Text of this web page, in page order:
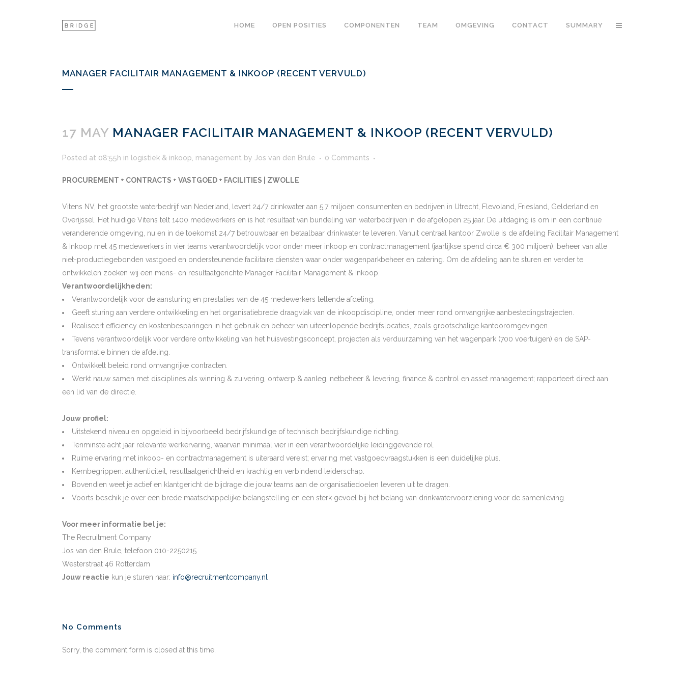
HOME OPEN POSITIES COMPONENTEN TEAM OMGEVING CONTACT SUMMARY
MANAGER FACILITAIR MANAGEMENT & INKOOP (RECENT VERVULD)
17 MAY MANAGER FACILITAIR MANAGEMENT & INKOOP (RECENT VERVULD)
Posted at 08:55h in logistiek & inkoop management by Jos van den Brule 0 Comments
PROCUREMENT + CONTRACTS + VASTGOED + FACILITIES | ZWOLLE
Vitens NV, het grootste waterbedrijf van Nederland, levert 24/7 drinkwater aan 5,7 miljoen consumenten en bedrijven in Utrecht, Flevoland, Friesland, Gelderland en
Overijssel. Het huidige Vitens telt 1400 medewerkers en is het resultaat van bundeling van waterbedrijven in de afgelopen 25 jaar. De uitdaging is om in een continue
veranderende omgeving, nu en in de toekomst 24/7 betrouwbaar en betaalbaar drinkwater te leveren. Vanuit centraal kantoor Zwolle is de afdeling Facilitair Management
& Inkoop met 45 medewerkers in vier teams verantwoordelijk voor onder meer inkoop en contractmanagement (jaarlijkse spend circa € 300 miljoen), beheer van alle
niet-productiegebonden vastgoed en ondersteunende facilitaire diensten waar onder wagenparkbeheer en catering. Om de afdeling aan te sturen en verder te
ontwikkelen zoeken wij een mens- en resultaatgerichte Manager Facilitair Management & Inkoop.
Verantwoordelijkheden:
Verantwoordelijk voor de aansturing en prestaties van de 45 medewerkers tellende afdeling.
Geeft sturing aan verdere ontwikkeling en het organisatiebrede draagvlak van de inkoopdiscipline, onder meer rond omvangrijke aanbestedingstrajecten.
Realiseert efficiency en kostenbesparingen in het gebruik en beheer van uiteenlopende bedrijfslocaties, zoals grootschalige kantooromgevingen.
Tevens verantwoordelijk voor verdere ontwikkeling van het huisvestingsconcept, projecten als verduurzaming van het wagenpark (700 voertuigen) en de SAP-
transformatie binnen de afdeling.
Ontwikkelt beleid rond omvangrijke contracten.
Werkt nauw samen met disciplines als winning & zuivering, ontwerp & aanleg, netbeheer & levering, finance & control en asset management; rapporteert direct aan
een lid van de directie.
Jouw profiel:
Uitstekend niveau en opgeleid in bijvoorbeeld bedrijfskundige of technisch bedrijfskundige richting.
Tenminste acht jaar relevante werkervaring, waarvan minimaal vier in een verantwoordelijke leidinggevende rol.
Ruime ervaring met inkoop- en contractmanagement is uiteraard vereist; ervaring met vastgoedvraagstukken is een duidelijke plus.
Kernbegrippen: authenticiteit, resultaatgerichtheid en krachtig en verbindend leiderschap.
Bovendien weet je actief en klantgericht de bijdrage die jouw teams aan de organisatiedoelen leveren uit te dragen.
Voorts beschik je over een brede maatschappelijke belangstelling en een sterk gevoel bij het belang van drinkwatervoorziening voor de samenleving.
Voor meer informatie bel je:
The Recruitment Company
Jos van den Brule, telefoon 010-2250215
Westerstraat 46 Rotterdam
Jouw reactie kun je sturen naar: info@recruitmentcompany.nl
No Comments
Sorry, the comment form is closed at this time.